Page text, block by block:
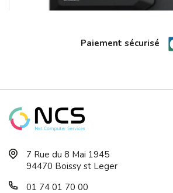
Paiement sécurisé
7 Rue du 8 Mai 1945
94470 Boissy st Leger
01 74 01 70 00